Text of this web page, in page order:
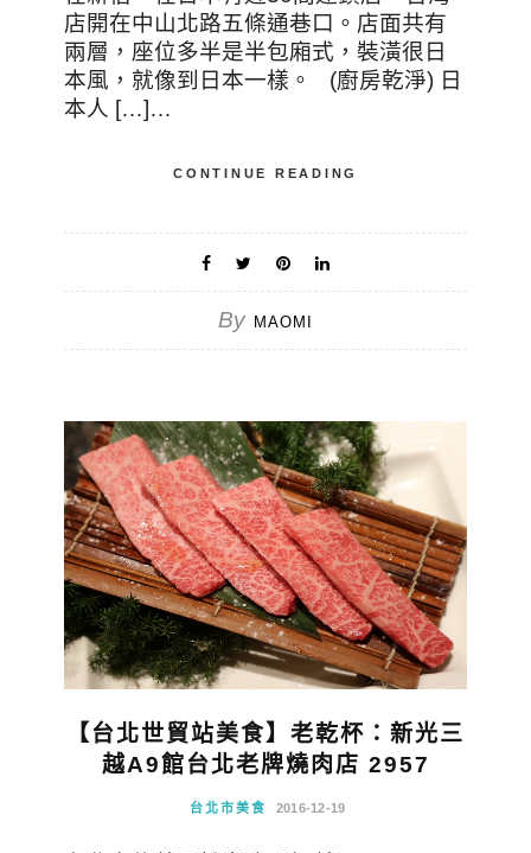
店開在中山北路五條通巷口。店面共有
兩層，座位多半是半包廂式，裝潢很日
本風，就像到日本一樣。 (廚房乾淨) 日
本人 […]…
CONTINUE READING
By MAOMI
【台北世貿站美食】老乾杯：新光三
越A9館台北老牌燒肉店 2957
台北市美食 2016-12-19